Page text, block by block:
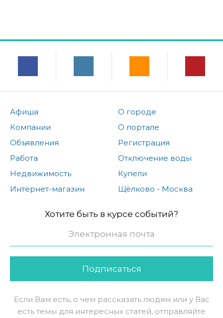
Афиша
Компании
Объявления
Работа
Недвижимость
Интернет-магазин
О городе
О портале
Регистрация
Отключение воды
Купели
Щёлково - Москва
Хотите быть в курсе событий?
Подписаться
Если Вам есть, о чем рассказать людям или у Вас
есть темы для интересных статей, отправляйте